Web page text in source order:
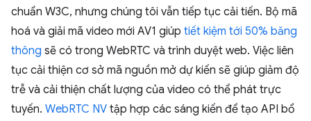
chuẩn W3C, nhưng chúng tôi vẫn tiếp tục cải tiến. Bộ mã
hoá và giải mã video mới AV1 giúp tiết kiệm tới 50% băng
thông sẽ có trong WebRTC và trình duyệt web. Việc liên
tục cải thiện cơ sở mã nguồn mở dự kiến sẽ giúp giảm độ
trễ và cải thiện chất lượng của video có thể phát trực
tuyến. WebRTC NV tập hợp các sáng kiến để tạo API bổ